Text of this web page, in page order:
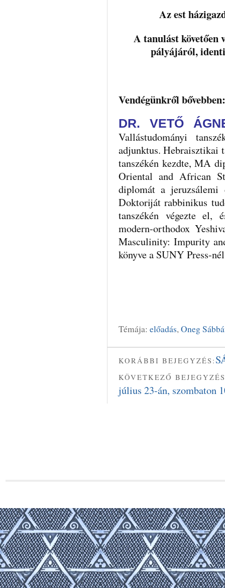
Az est
A tanulást követően
pályájáról,
Vendégünkről bővebben:
DR. VETŐ
Vallástudományi
adjunktus. Hebraisztikai
tanszékén kezdte, MA
Oriental and African
diplomát a jeruzsálemi
Doktoriját rabbinikus
tanszékén végezte el,
modern-orthodox
Masculinity: Impurity
könyve a SUNY Press-
Témája: előadás,Oneg
KORÁBBI BEJEGYZÉS:
KÖVETKEZŐ
július 23-án, szombaton